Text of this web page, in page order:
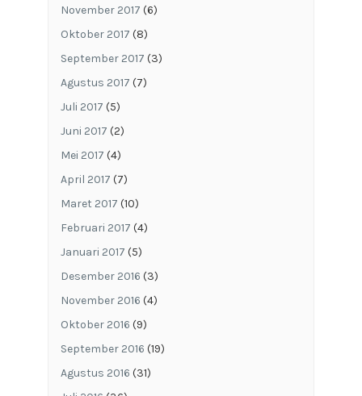
November 2017 (6)
Oktober 2017 (8)
September 2017 (3)
Agustus 2017 (7)
Juli 2017 (5)
Juni 2017 (2)
Mei 2017 (4)
April 2017 (7)
Maret 2017 (10)
Februari 2017 (4)
Januari 2017 (5)
Desember 2016 (3)
November 2016 (4)
Oktober 2016 (9)
September 2016 (19)
Agustus 2016 (31)